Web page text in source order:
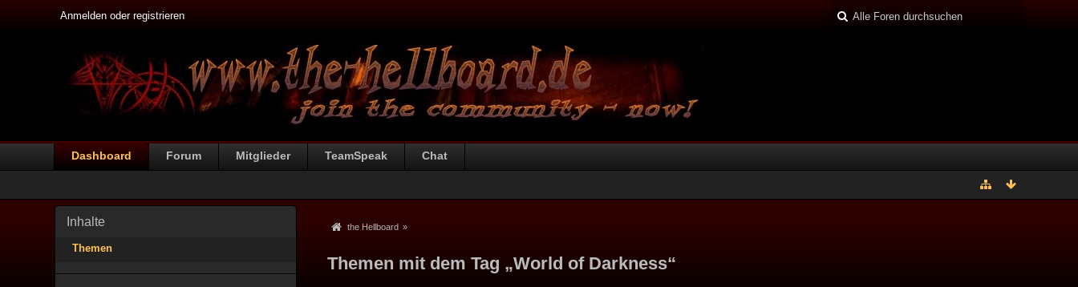
Anmelden oder registrieren
Dashboard Forum Mitglieder TeamSpeak Chat
Inhalte
Themen
the Hellboard »
Themen mit dem Tag „World of Darkness“